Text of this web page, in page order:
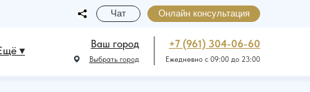
+7 (961) 304-06-60
Ежедневно с 09:00 до 23:00
Онлайн консультация
Чат
Ваш город
▾
Выбрать город